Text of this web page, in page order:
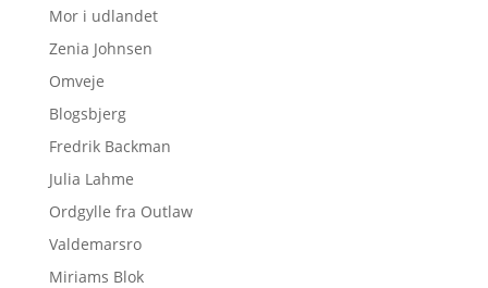
Mor i udlandet
Zenia Johnsen
Omveje
Blogsbjerg
Fredrik Backman
Julia Lahme
Ordgylle fra Outlaw
Valdemarsro
Miriams Blok